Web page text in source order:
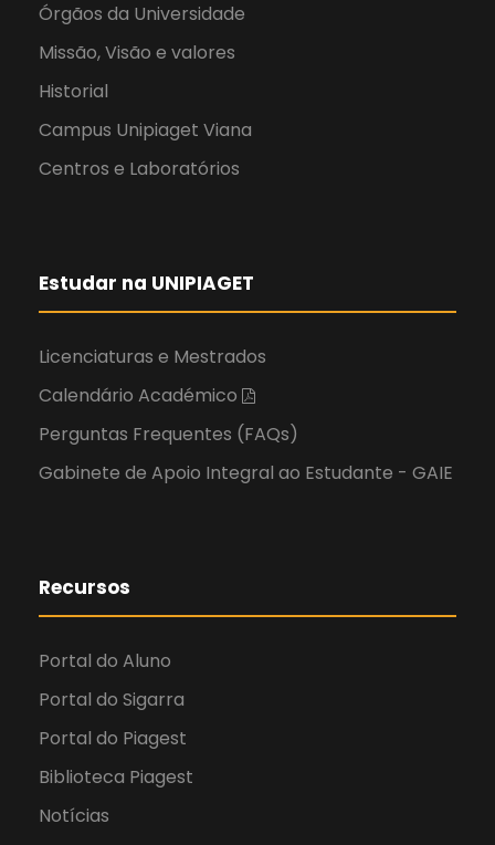
Órgãos da Universidade
Missão, Visão e valores
Historial
Campus Unipiaget Viana
Centros e Laboratórios
Estudar na UNIPIAGET
Licenciaturas e Mestrados
Calendário Académico
Perguntas Frequentes (FAQs)
Gabinete de Apoio Integral ao Estudante - GAIE
Recursos
Portal do Aluno
Portal do Sigarra
Portal do Piagest
Biblioteca Piagest
Notícias